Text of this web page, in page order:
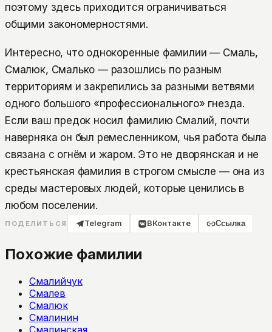
поэтому здесь приходится ограничиваться
общими закономерностями.
Интересно, что однокоренные фамилии — Смаль,
Смалюк, Смалько — разошлись по разным
территориям и закрепились за разными ветвями
одного большого «профессионального» гнезда.
Если ваш предок носил фамилию Смалий, почти
наверняка он был ремесленником, чья работа была
связана с огнём и жаром. Это не дворянская и не
крестьянская фамилия в строгом смысле — она из
среды мастеровых людей, которые ценились в
любом поселении.
ПОДЕЛИТЬСЯ Telegram ВКонтакте Ссылка
Похожие фамилии
Смалийчук
Смалев
Смалюк
Смалинин
Смалинская